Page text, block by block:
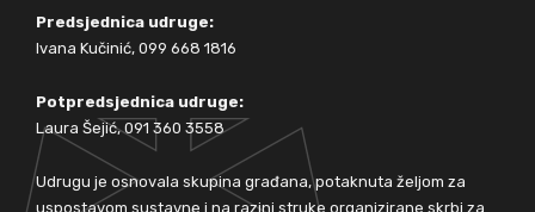
Predsjednica udruge:
Ivana Kučinić, 099 668 1816
Potpredsjednica udruge:
Laura Šejić, 091 360 3558
Udrugu je osnovala skupina građana, potaknuta željom za
uspostavom sustavne i na razini struke organizirane skrbi za